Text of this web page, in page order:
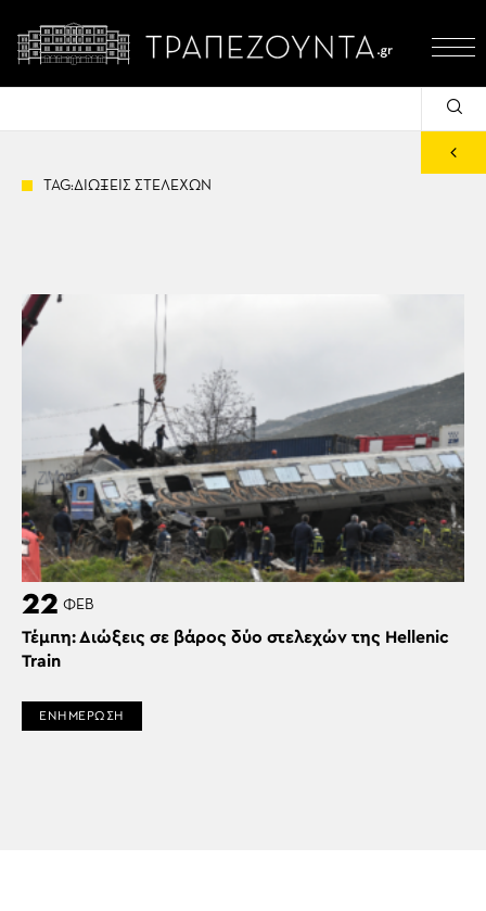
TAG:ΔΙΩΞΕΙΣ ΣΤΕΛΕΧΩΝ
22 ΦΕΒ
Τέμπη: Διώξεις σε βάρος δύο στελεχών της Hellenic
Train
ΕΝΗΜΕΡΩΣΗ